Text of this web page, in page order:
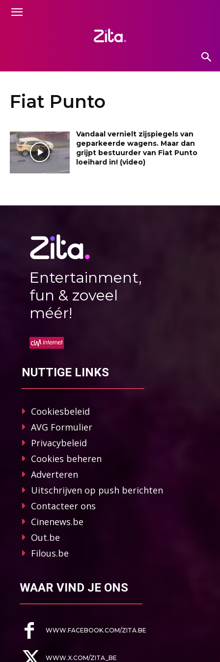
Fiat Punto
Vandaal vernielt zijspiegels van
geparkeerde wagens. Maar dan
grijpt bestuurder van Fiat Punto
loeihard in! (video)
Entertainment,
fun & zoveel
méér!
NUTTIGE LINKS
Cookiesbeleid
AVG Formulier
Privacybeleid
Cookies beheren
Adverteren
Uitschrijven op push berichten
Contacteer ons
Cinenews.be
Out.be
Filous.be
WAAR VIND JE ONS
WWW.FACEBOOK.COM/ZITA.BE
WWW.X.COM/ZITA_BE